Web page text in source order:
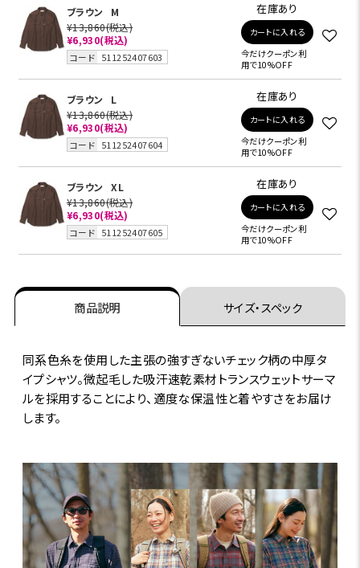
ブラウン
M
¥13,860(税込)
¥6,930(税込)
コード 511252407603
在庫あり
カートに入れる
今だけクーポン利
用で10%OFF
ブラウン
L
¥13,860(税込)
¥6,930(税込)
コード 511252407604
在庫あり
カートに入れる
今だけクーポン利
用で10%OFF
ブラウン
XL
¥13,860(税込)
¥6,930(税込)
コード 511252407605
在庫あり
カートに入れる
今だけクーポン利
用で10%OFF
商品説明 サイズ・スペック
同系色糸を使用した主張の強すぎないチェック柄の中厚タ
イプシャツ。微起毛した吸汗速乾素材トランスウェットサーマ
ルを採用することにより、適度な保温性と着やすさをお届け
します。